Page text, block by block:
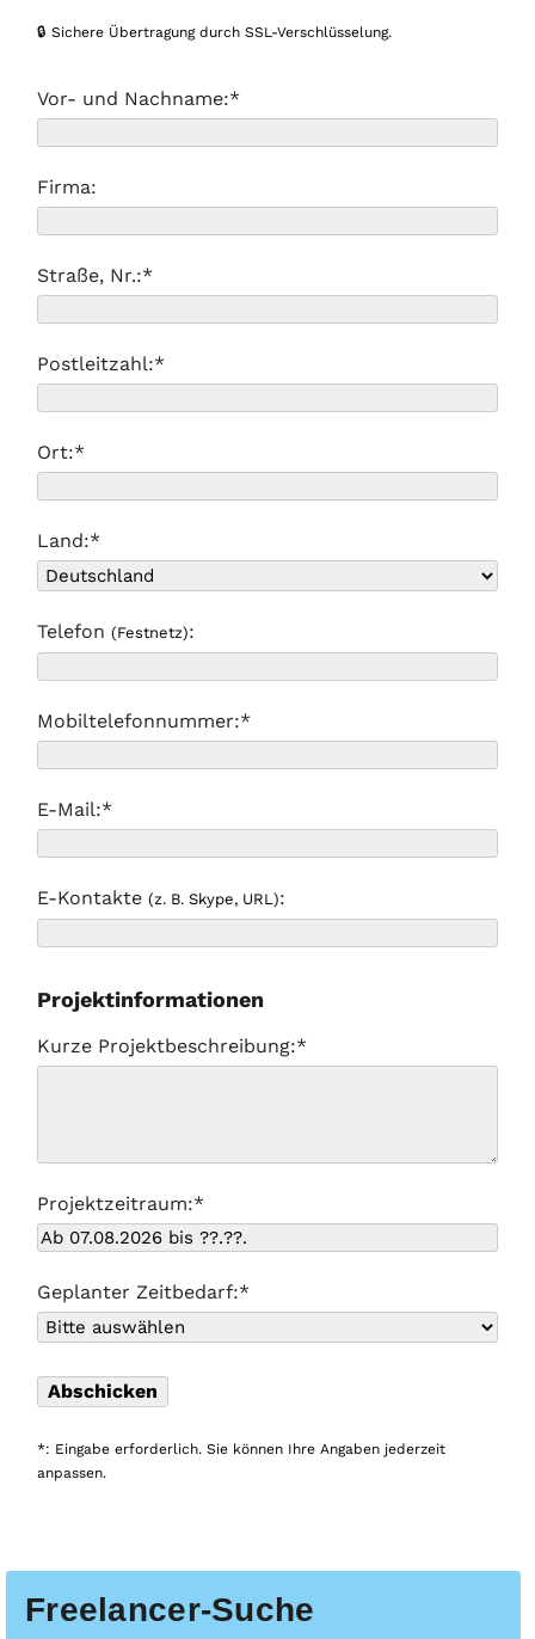
Freelancer-Suche
🔒 Sichere Übertragung durch SSL-Verschlüsselung.
Vor- und Nachname:*
Firma:
Straße, Nr.:*
Postleitzahl:*
Ort:*
Land:*
Telefon (Festnetz):
Mobiltelefonnummer:*
E-Mail:*
E-Kontakte (z. B. Skype, URL):
Projektinformationen
Kurze Projektbeschreibung:*
Projektzeitraum:*
Geplanter Zeitbedarf:*
*: Eingabe erforderlich. Sie können Ihre Angaben jederzeit
anpassen.